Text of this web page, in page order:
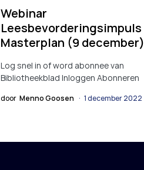
Webinar
Leesbevorderingsimpuls
Masterplan (9 december)
Log snel in of word abonnee van
Bibliotheekblad Inloggen Abonneren
door Menno Goosen 1 december 2022